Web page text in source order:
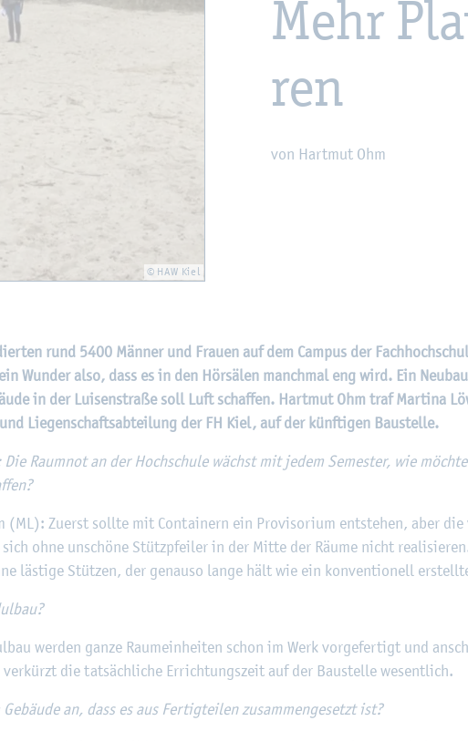
© HAW Kiel
Mehr
ren
von Hart­mut Ohm
rund 5400 Män­ner und Frau­en auf dem Cam­pus der
Wun­der also, dass es in den Hör­sä­len manch­mal eng wird. Ein
in der Lui­sen­stra­ße soll Luft schaf­fen. Hart­mut Ohm traf Mar­ti­na
Lie­gen­schafts­ab­tei­lung der FH Kiel, auf der künf­ti­gen Bau­stel­le.
Raum­not an der Hoch­schu­le wächst mit jedem Se­mes­ter, wie
(ML): Zu­erst soll­te mit Con­tai­nern ein Pro­vi­so­ri­um ent­ste­hen, aber
sich ohne un­schö­ne Stütz­pfei­ler in der Mitte der Räume nicht
läs­ti­ge Stüt­zen, der ge­nau­so lange hält wie ein kon­ven­tio­nell
wer­den ganze Raum­ein­hei­ten schon im Werk vor­ge­fer­tigt und
ver­kürzt die tat­säch­li­che Er­rich­tungs­zeit auf der Bau­stel­le we­sent­lich.
an, dass es aus Fer­tig­tei­len zu­sam­men­ge­setzt ist?
©Fach­hoch­schu­le Kiel